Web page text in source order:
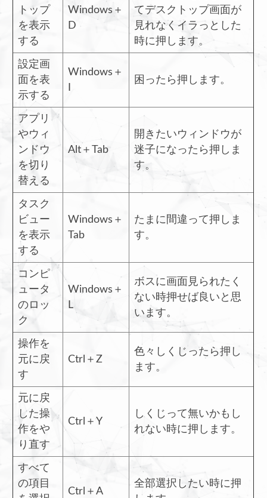
トップ
を表示
する
Windows＋
D
てデスクトップ画面が
見れなくイラっとした
時に押します。
設定画
面を表
示する
Windows＋
困ったら押します。
アプリ
やウィ
ンドウ
を切り
替える
Alt＋Tab
開きたいウィンドウが
迷子になったら押しま
す。
タスク
ビュー
を表示
する
Windows＋
Tab
たまに間違って押しま
す。
コンピ
ュータ
のロッ
ク
Windows＋
L
ボスに画面見られたく
ない時押せば良いと思
います。
操作を
元に戻
す
Ctrl＋Z
色々しくじったら押し
ます。
元に戻
した操
作をや
り直す
Ctrl＋Y
しくじって無いかもし
れない時に押します。
すべて
の項目
Ctrl＋A
全部選択したい時に押